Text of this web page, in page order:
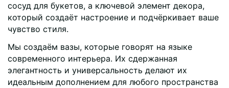
сосуд для букетов, а ключевой элемент декора,
который создаёт настроение и подчёркивает ваше
чувство стиля.
Мы создаём вазы, которые говорят на языке
современного интерьера. Их сдержанная
элегантность и универсальность делают их
идеальным дополнением для любого пространства